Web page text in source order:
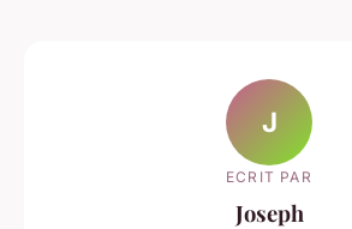
J
ECRIT PAR
Joseph